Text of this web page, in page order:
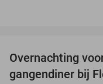
Overnachting
gangendiner bij